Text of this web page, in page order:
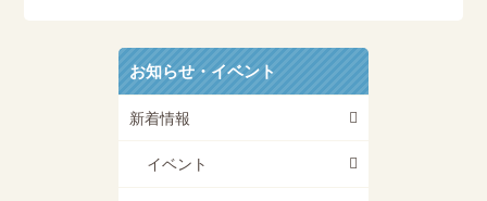
お知らせ・イベント
新着情報
イベント